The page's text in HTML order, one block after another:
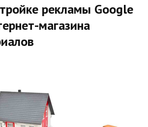
рекламы Google
магазина